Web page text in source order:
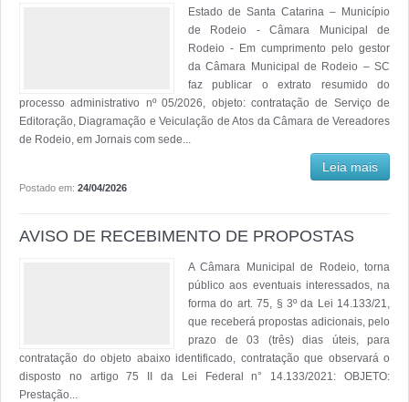
Estado de Santa Catarina – Município
de Rodeio - Câmara Municipal de
Rodeio - Em cumprimento pelo gestor
da Câmara Municipal de Rodeio – SC
faz publicar o extrato resumido do
processo administrativo nº 05/2026, objeto: contratação de Serviço de
Editoração, Diagramação e Veiculação de Atos da Câmara de Vereadores
de Rodeio, em Jornais com sede...
Leia mais
Postado em: 24/04/2026
AVISO DE RECEBIMENTO DE PROPOSTAS
A Câmara Municipal de Rodeio, torna
público aos eventuais interessados, na
forma do art. 75, § 3º da Lei 14.133/21,
que receberá propostas adicionais, pelo
prazo de 03 (três) dias úteis, para
contratação do objeto abaixo identificado, contratação que observará o
disposto no artigo 75 II da Lei Federal n° 14.133/2021: OBJETO:
Prestação...